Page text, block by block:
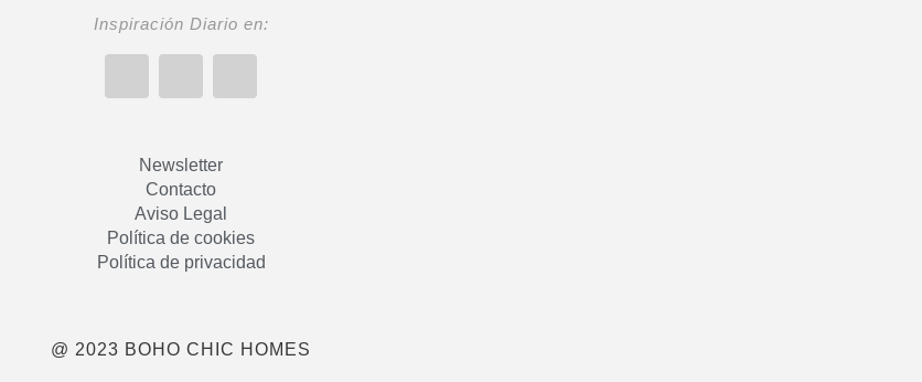
Inspiración Diario en:
Newsletter
Contacto
Aviso Legal
Política de cookies
Política de privacidad
@ 2023 BOHO CHIC HOMES